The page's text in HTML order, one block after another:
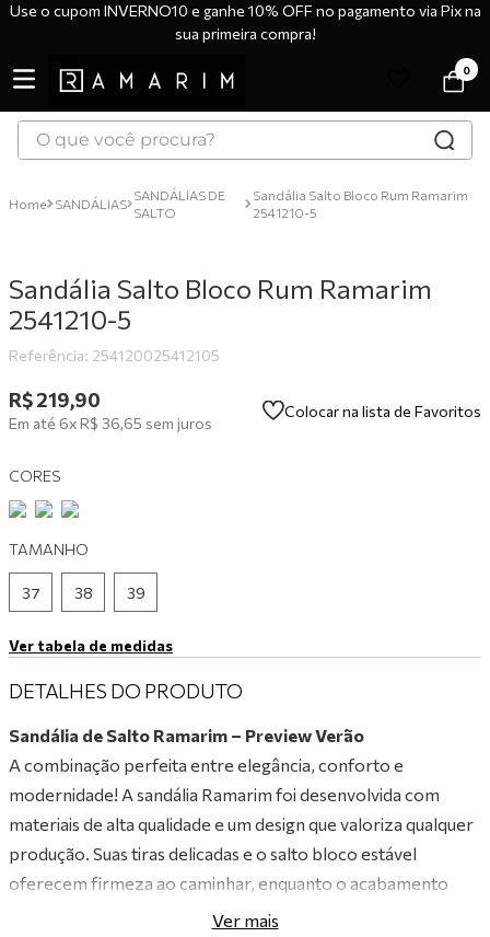
Use o cupom INVERNO10 e ganhe 10% OFF no pagamento via Pix na
sua primeira compra!
0
O que você procura?
SANDÁLIAS
SANDÁLIAS DE
SALTO
Sandália Salto Bloco Rum Ramarim
2541210-5
Sandália Salto Bloco Rum Ramarim
2541210-5
Referência: 254120025412105
R$219,90
Em até 6xR$ 36,65 sem juros
Colocar na lista de Favoritos
CORES
TAMANHO
37 38 39
Ver tabela de medidas
DETALHES DO PRODUTO
Sandália de Salto Ramarim – Preview Verão
A combinação perfeita entre elegância, conforto e
modernidade! A sandália Ramarim foi desenvolvida com
materiais de alta qualidade e um design que valoriza qualquer
produção. Suas tiras delicadas e o salto bloco estável
oferecem firmeza ao caminhar, enquanto o acabamento
impecável e o visual sofisticado garantem um toque de
Ver mais
TERMOS MAIS BUSCADOS
1
tênis
3º
sandália
4º
botas
6
tênis casual
8º
9º
tênis branco
10º tênis preto